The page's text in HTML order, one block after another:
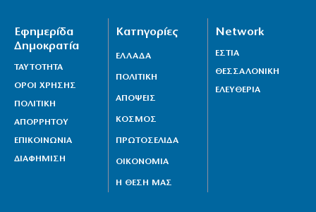
Εφημερίδα
Δημοκρατία
ΤΑΥΤΟΤΗΤΑ
ΟΡΟΙ ΧΡΗΣΗΣ
ΠΟΛΙΤΙΚΗ
ΑΠΟΡΡΗΤΟΥ
ΕΠΙΚΟΙΝΩΝΙΑ
ΔΙΑΦΗΜΙΣΗ
Κατηγορίες
ΕΛΛΑΔΑ
ΠΟΛΙΤΙΚΗ
ΑΠΟΨΕΙΣ
ΚΟΣΜΟΣ
ΠΡΩΤΟΣΕΛΙΔΑ
ΟΙΚΟΝΟΜΙΑ
Η ΘΕΣΗ ΜΑΣ
Network
ΕΣΤΙΑ
ΘΕΣΣΑΛΟΝΙΚΗ
ΕΛΕΥΘΕΡΙΑ